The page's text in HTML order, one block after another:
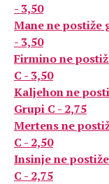
- 3,50
Mane ne postiže
- 3,50
Firmino ne
C - 3,50
Kaljehon ne
Grupi C - 2,75
Mertens ne
C - 2,50
Insinje ne
C - 2,75